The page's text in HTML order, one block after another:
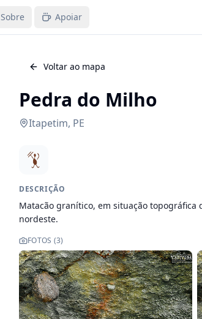
Sobre Apoiar
Voltar ao mapa
Pedra do Milho
Itapetim, PE
DESCRIÇÃO
Matacão granítico, em situação
nordeste.
FOTOS (3)